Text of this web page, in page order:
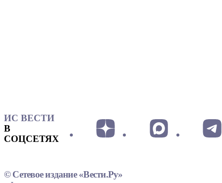
ИС ВЕСТИ
В
СОЦСЕТЯХ
© Сетевое издание «Вести.Ру»